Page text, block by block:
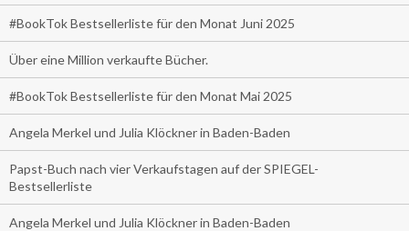
#BookTok Bestsellerliste für den Monat Juni 2025
Über eine Million verkaufte Bücher.
#BookTok Bestsellerliste für den Monat Mai 2025
Angela Merkel und Julia Klöckner in Baden-Baden
Papst-Buch nach vier Verkaufstagen auf der SPIEGEL-
Bestsellerliste
Angela Merkel und Julia Klöckner in Baden-Baden